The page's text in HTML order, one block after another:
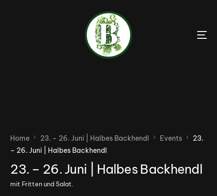
Home 23. – 26. Juni | Halbes Backhendl Events
23.
– 26. Juni | Halbes Backhendl
23. – 26. Juni | Halbes Backhendl
mit Fritten und Salat.